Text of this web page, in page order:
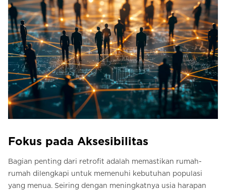
Fokus pada Aksesibilitas
Bagian penting dari retrofit adalah memastikan rumah-
rumah dilengkapi untuk memenuhi kebutuhan populasi
yang menua. Seiring dengan meningkatnya usia harapan